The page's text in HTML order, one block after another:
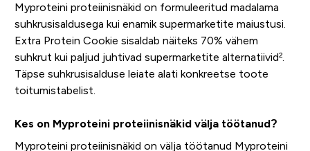
Myproteini proteiinisnäkid on formuleeritud madalama
suhkrusisaldusega kui enamik supermarketite maiustusi.
Extra Protein Cookie sisaldab näiteks 70% vähem
suhkrut kui paljud juhtivad supermarketite alternatiivid².
Täpse suhkrusisalduse leiate alati konkreetse toote
toitumistabelist.
Kes on Myproteini proteiinisnäkid välja töötanud?
Myproteini proteiinisnäkid on välja töötanud Myproteini